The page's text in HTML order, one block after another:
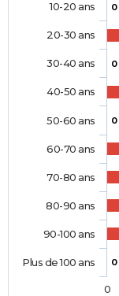
0
0
0
0
10-20 ans
20-30 ans
30-40 ans
40-50 ans
50-60 ans
60-70 ans
70-80 ans
80-90 ans
90-100 ans
Plus de 100 ans
0